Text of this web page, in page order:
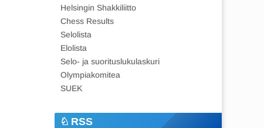
Helsingin Shakkiliitto
Chess Results
Selolista
Elolista
Selo- ja suorituslukulaskuri
Olympiakomitea
SUEK
RSS